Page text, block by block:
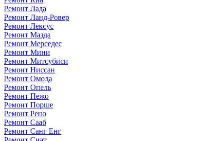
Ремонт Лада
Ремонт Ланд-Ровер
Ремонт Лексус
Ремонт Мазда
Ремонт Мерседес
Ремонт Мини
Ремонт Митсубиси
Ремонт Ниссан
Ремонт Омода
Ремонт Опель
Ремонт Пежо
Ремонт Порше
Ремонт Рено
Ремонт Сааб
Ремонт Санг Енг